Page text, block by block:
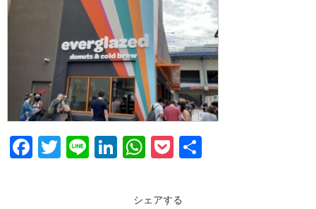
F
T
Li
Li
W
at
P
ck
シェアする